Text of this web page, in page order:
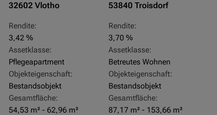
32602 Vlotho
Rendite:
3,42 %
Assetklasse:
Pflegeapartment
Objekteigenschaft:
Bestandsobjekt
Gesamtfläche:
54,53 m² - 62,96 m²
53840 Troisdorf
Rendite:
3,70 %
Assetklasse:
Betreutes Wohnen
Objekteigenschaft:
Bestandsobjekt
Gesamtfläche:
87,17 m² - 153,66 m²